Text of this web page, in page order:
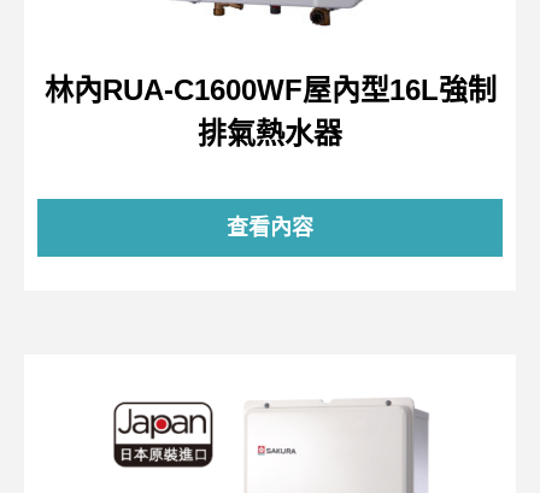
林內RUA-C1600WF屋內型16L強制
排氣熱水器
查看內容